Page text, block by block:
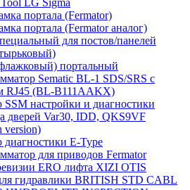
LG Sigma
портала (Fermator)
портала (Fermator аналог)
для постов/панелей
портальный
Sematic BL-1 SDS/SRS с
RJ45 (BL-B111AAKX)
настройки и диагностики
дверей Var30, IDD, QKS9VF
version)
E-Type
для приводов Fermator
ERO лифта XIZI OTIS
гидравлики BRITISH STD CABL